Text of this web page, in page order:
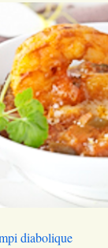
diabolique